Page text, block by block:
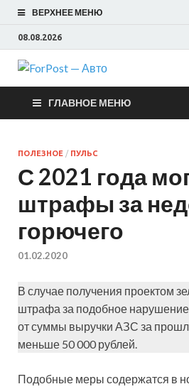
ВЕРХНЕЕ МЕНЮ
08.08.2026
Авто
ГЛАВНОЕ МЕНЮ
ПОЛЕЗНОЕ / ПУЛЬС
С 2021 года
штрафы за
горючего
01.02.2020
В случае получения проектом
штрафа за подобное нарушение
от суммы выручки АЗС за
меньше 50 000 рублей.
Подобные меры содержатся в